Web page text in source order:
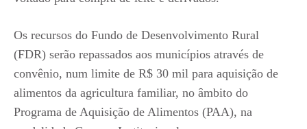
Os recursos do Fundo de Desenvolvimento Rural
(FDR) serão repassados aos municípios através de
convênio, num limite de R$ 30 mil para aquisição de
alimentos da agricultura familiar, no âmbito do
Programa de Aquisição de Alimentos (PAA), na